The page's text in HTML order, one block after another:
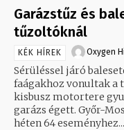
Garázstűz és
tűzoltóknál
KÉK HÍREK Oxygen
Sérüléssel járó
faágakhoz vonultak a
kisbusz motortere
garázs égett. Győr-Moson-Sopron vármegyében az elmúlt
héten 64 eseményhez...